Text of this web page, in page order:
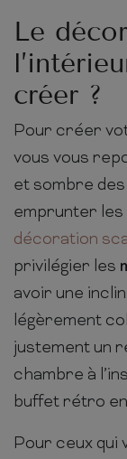
Le
créer ?
Pour créer
vous vous
et sombre des
emprunter
décoration
privilégier les
avoir une
légèrement
justement un
chambre à
buffet rétro
Pour ceux qui